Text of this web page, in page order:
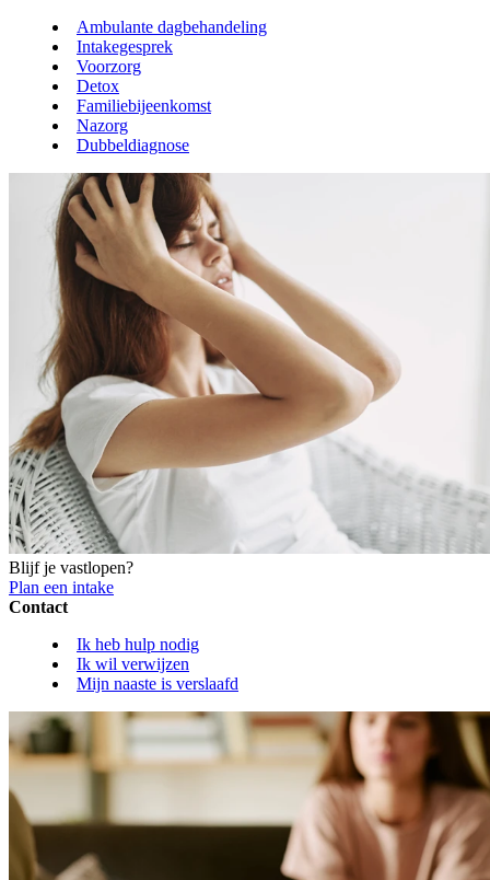
Ambulante dagbehandeling
Intakegesprek
Voorzorg
Detox
Familiebijeenkomst
Nazorg
Dubbeldiagnose
Blijf je vastlopen?
Plan een intake
Contact
Ik heb hulp nodig
Ik wil verwijzen
Mijn naaste is verslaafd